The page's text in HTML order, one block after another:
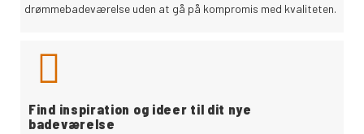
drømmebadeværelse uden at gå på kompromis med kvaliteten.
Find inspiration og ideer til dit nye
badeværelse